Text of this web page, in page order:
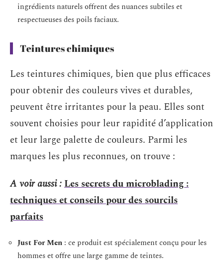
ingrédients naturels offrent des nuances subtiles et
respectueuses des poils faciaux.
Teintures chimiques
Les teintures chimiques, bien que plus efficaces
pour obtenir des couleurs vives et durables,
peuvent être irritantes pour la peau. Elles sont
souvent choisies pour leur rapidité d’application
et leur large palette de couleurs. Parmi les
marques les plus reconnues, on trouve :
A voir aussi :Les secrets du microblading :
techniques et conseils pour des sourcils
parfaits
Just For Men : ce produit est spécialement conçu pour les
hommes et offre une large gamme de teintes.